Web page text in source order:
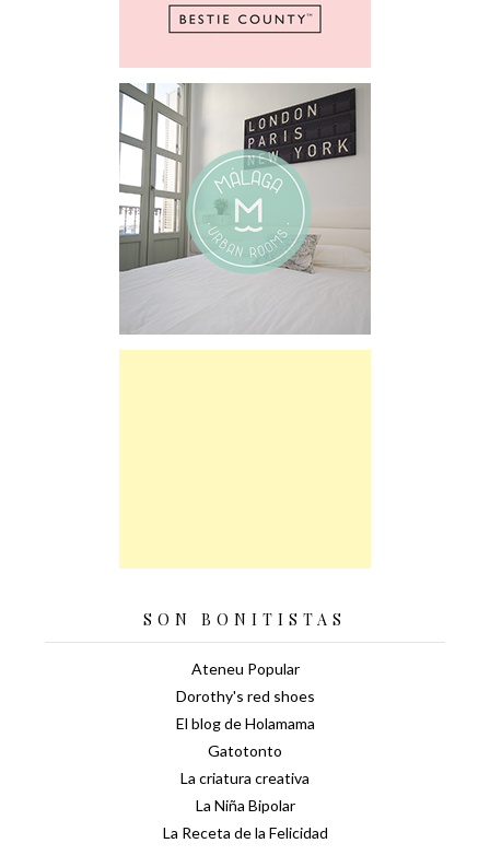
SON BONITISTAS
Ateneu Popular
Dorothy's red shoes
El blog de Holamama
Gatotonto
La criatura creativa
La Niña Bipolar
La Receta de la Felicidad